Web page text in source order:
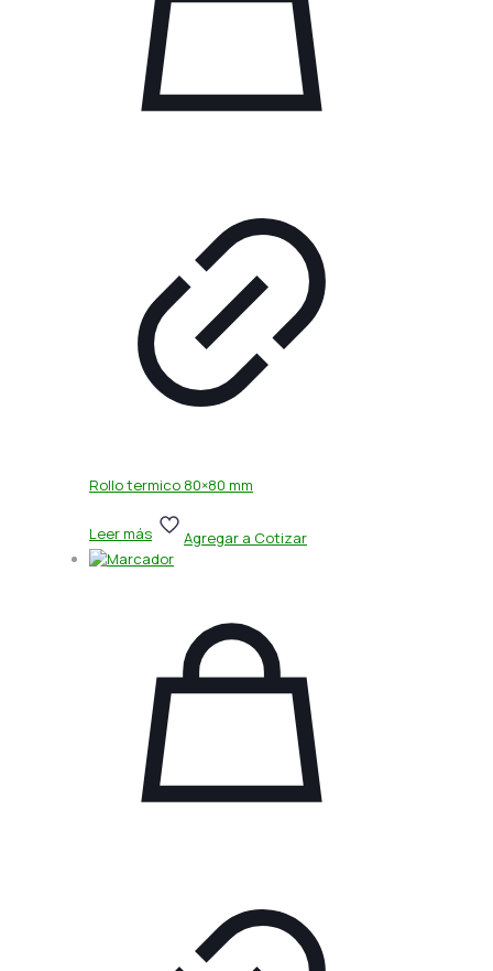
Rollo termico 80×80 mm
Leer más Agregar a Cotizar